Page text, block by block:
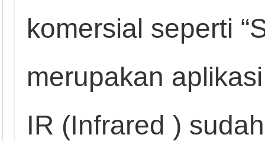
komersial seperti
merupakan
IR (Infrared )